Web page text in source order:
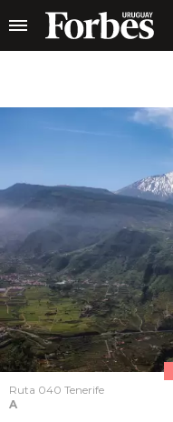
Ruta 040 Tenerife
A